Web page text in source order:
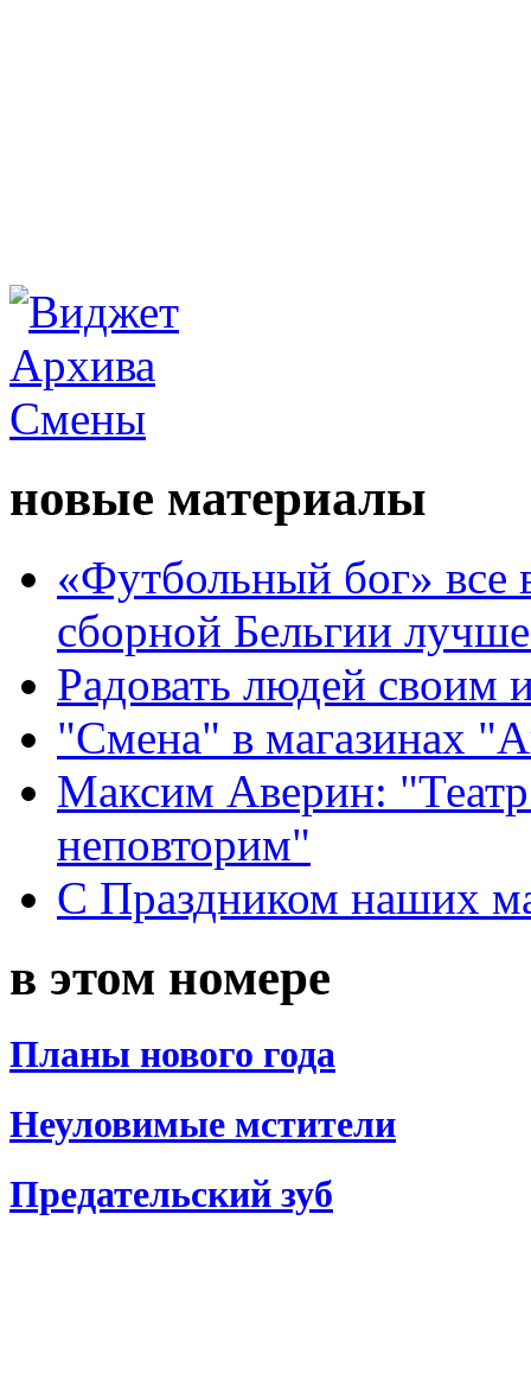
новые материалы
«Футбольный бог» все
сборной Бельгии
Радовать людей своим
"Смена" в магазинах
Максим Аверин:
неповторим"
С Праздником наших
в этом номере
Планы нового года
Неуловимые мстители
Предательский зуб